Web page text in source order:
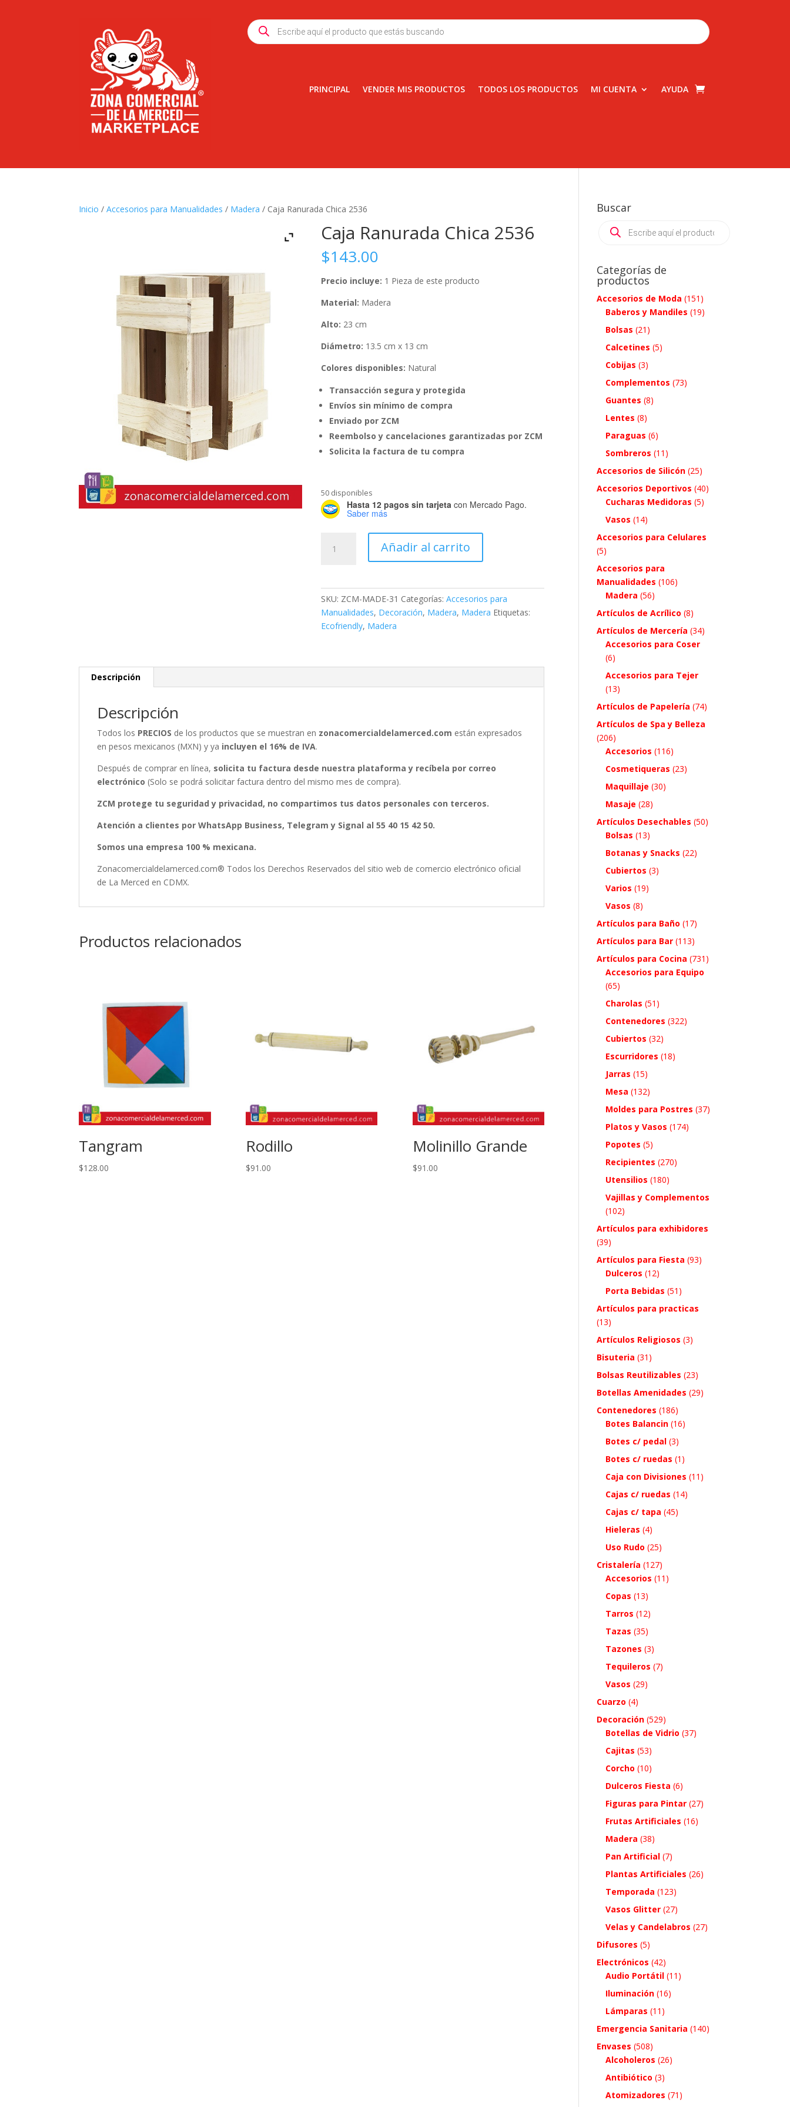
Products
search
PRINCIPAL VENDER MIS PRODUCTOS TODOS LOS PRODUCTOS MI CUENTA AYUDA
Inicio /Accesorios para Manualidades / Madera / Caja Ranurada Chica 2536
Caja Ranurada Chica 2536
$143.00
Precio incluye: 1 Pieza de este producto
Material: Madera
Alto: 23 cm
Diámetro: 13.5 cm x 13 cm
Colores disponibles: Natural
Transacción segura y protegida
Envíos sin mínimo de compra
Enviado por ZCM
Reembolso y cancelaciones garantizadas por ZCM
Solicita la factura de tu compra
50 disponibles
Hasta 12 pagos sin tarjeta con Mercado Pago.
Saber más
Ranurada
Añadir al carrito
SKU: ZCM-MADE-31 Categorías:Accesorios para
Manualidades, Decoración, Madera, Madera Etiquetas:
Ecofriendly, Madera
Descripción
Descripción
Todos los PRECIOS de los productos que se muestran en zonacomercialdelamerced.com están expresados
en pesos mexicanos (MXN) y ya incluyen el 16% de IVA.
Después de comprar en línea, solicita tu factura desde nuestra plataforma y recíbela por correo
electrónico (Solo se podrá solicitar factura dentro del mismo mes de compra).
ZCM protege tu seguridad y privacidad, no compartimos tus datos personales con terceros.
Atención a clientes por WhatsApp Business, Telegram y Signal al 55 40 15 42 50.
Somos una empresa 100 % mexicana.
Zonacomercialdelamerced.com® Todos los Derechos Reservados del sitio web de comercio electrónico oficial
de La Merced en CDMX.
Productos relacionados
Tangram
$128.00
Rodillo
$91.00
Molinillo Grande
$91.00
Buscar
Products
search
Categorías de
productos
Accesorios de Moda (151)
Baberos y Mandiles (19)
Bolsas (21)
Calcetines (5)
Cobijas (3)
Complementos (73)
Guantes (8)
Lentes (8)
Paraguas (6)
Sombreros (11)
Accesorios de Silicón (25)
Accesorios Deportivos (40)
Cucharas Medidoras (5)
Vasos (14)
Accesorios para Celulares
(5)
Accesorios para
Manualidades (106)
Madera (56)
Artículos de Acrílico (8)
Artículos de Mercería (34)
Accesorios para Coser
(6)
Accesorios para Tejer
(13)
Artículos de Papelería (74)
Artículos de Spa y Belleza
(206)
Accesorios (116)
Cosmetiqueras (23)
Maquillaje (30)
Masaje (28)
Artículos Desechables (50)
Bolsas (13)
Botanas y Snacks (22)
Cubiertos (3)
Varios (19)
Vasos (8)
Artículos para Baño (17)
Artículos para Bar (113)
Artículos para Cocina (731)
Accesorios para Equipo
(65)
Charolas (51)
Contenedores (322)
Cubiertos (32)
Escurridores (18)
Jarras (15)
Mesa (132)
Moldes para Postres (37)
Platos y Vasos (174)
Popotes (5)
Recipientes (270)
Utensilios (180)
Vajillas y Complementos
(102)
Artículos para exhibidores
(39)
Artículos para Fiesta (93)
Dulceros (12)
Porta Bebidas (51)
Artículos para practicas
(13)
Artículos Religiosos (3)
Bisuteria (31)
Bolsas Reutilizables (23)
Botellas Amenidades (29)
Contenedores (186)
Botes Balancin (16)
Botes c/ pedal (3)
Botes c/ ruedas (1)
Caja con Divisiones (11)
Cajas c/ ruedas (14)
Cajas c/ tapa (45)
Hieleras (4)
Uso Rudo (25)
Cristalería (127)
Accesorios (11)
Copas (13)
Tarros (12)
Tazas (35)
Tazones (3)
Tequileros (7)
Vasos (29)
Cuarzo (4)
Decoración (529)
Botellas de Vidrio (37)
Cajitas (53)
Corcho (10)
Dulceros Fiesta (6)
Figuras para Pintar (27)
Frutas Artificiales (16)
Madera (38)
Pan Artificial (7)
Plantas Artificiales (26)
Temporada (123)
Vasos Glitter (27)
Velas y Candelabros (27)
Difusores (5)
Electrónicos (42)
Audio Portátil (11)
Iluminación (16)
Lámparas (11)
Emergencia Sanitaria (140)
Envases (508)
Alcoholeros (26)
Antibiótico (3)
Atomizadores (71)